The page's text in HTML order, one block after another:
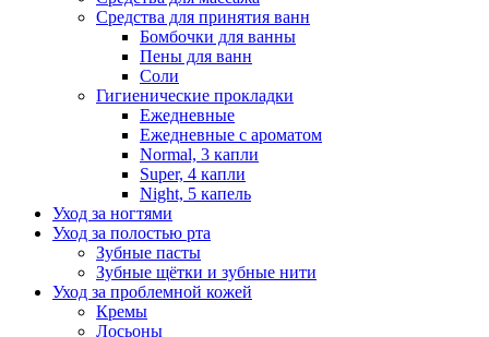
Средства для принятия ванн
Бомбочки для ванны
Пены для ванн
Соли
Гигиенические прокладки
Ежедневные
Ежедневные с ароматом
Normal, 3 капли
Super, 4 капли
Night, 5 капель
Уход за ногтями
Уход за полостью рта
Зубные пасты
Зубные щётки и зубные нити
Уход за проблемной кожей
Кремы
Лосьоны